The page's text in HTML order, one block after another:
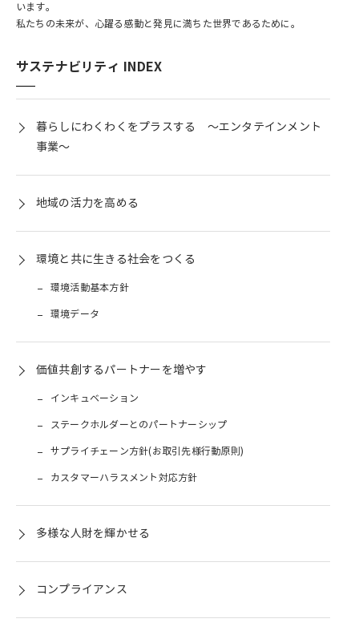
います。
私たちの未来が、心躍る感動と発見に満ちた世界であるために。
サステナビリティ INDEX
暮らしにわくわくをプラスする ～エンタテインメント
事業～
地域の活力を高める
環境と共に生きる社会をつくる
環境活動基本方針
環境データ
価値共創するパートナーを増やす
インキュベーション
ステークホルダーとのパートナーシップ
サプライチェーン方針(お取引先様行動原則)
カスタマーハラスメント対応方針
多様な人財を輝かせる
コンプライアンス